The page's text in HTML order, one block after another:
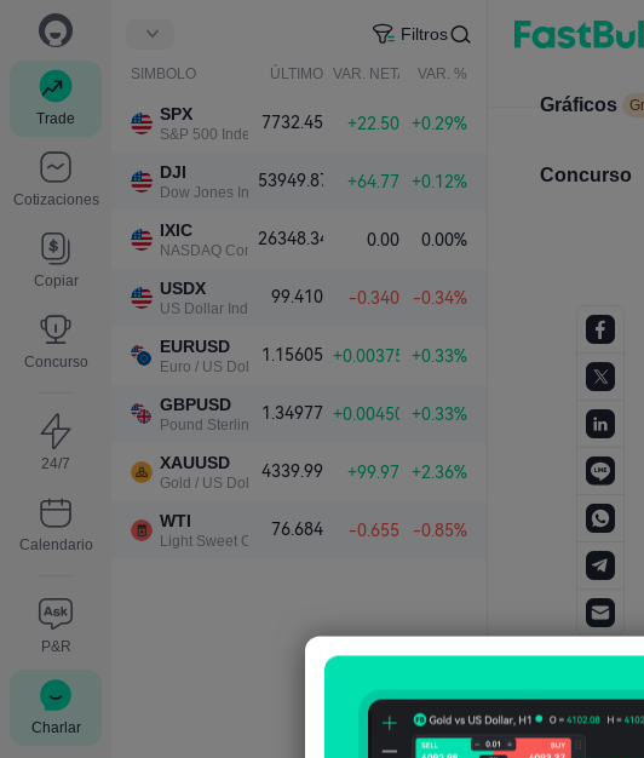
Trade
Cotizaciones
Copiar
Concurso
24/7
Calendario
P&R
Charlar
Filtros
SIMBOLO ÚLTIMO VAR. NETA VAR. %
SPX
S&P 500 Index
7732.45 +22.50 +0.29%
DJI
Dow Jones Industrial Average
53949.87 +64.77 +0.12%
IXIC
NASDAQ Composite Index
26348.34 0.00 0.00%
USDX
US Dollar Index
99.410 -0.340 -0.34%
EURUSD
Euro / US Dollar
1.15605 +0.00375 +0.33%
GBPUSD
Pound Sterling / US Dollar
1.34977 +0.00450 +0.33%
XAUUSD
Gold / US Dollar
4339.99 +99.97 +2.36%
WTI
Light Sweet Crude Oil
76.684 -0.655 -0.85%
Buscar
Gráficos
Concurso